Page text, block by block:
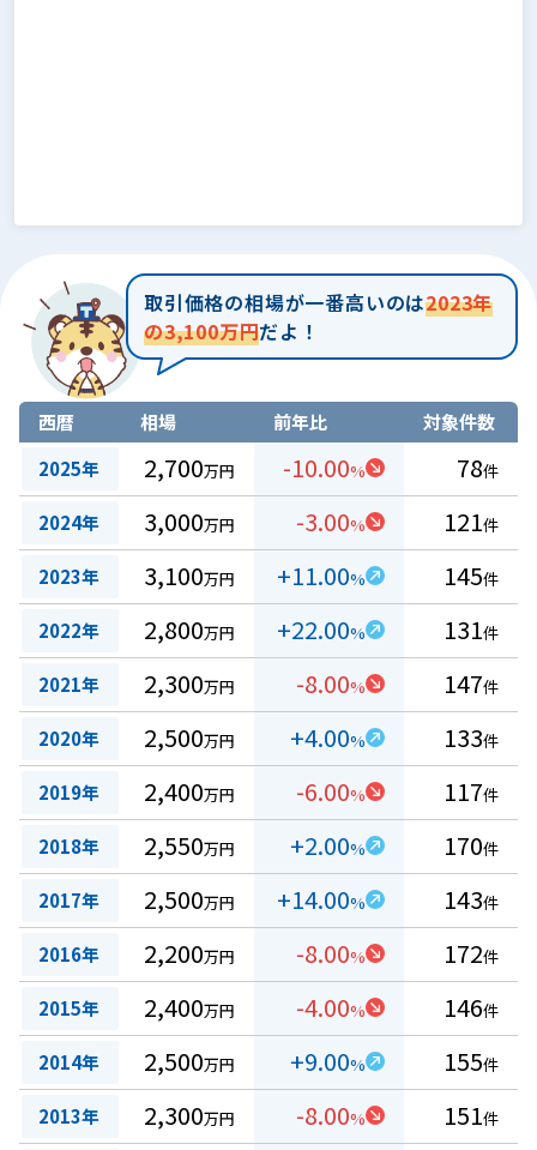
取引価格の相場が一番高いのは2023年
の3,100万円だよ！
西暦 相場 前年比
対象件数
2025年
2,700万円 -10.00% 78件
2024年 3,000万円 -3.00% 121件
2023年 3,100万円 +11.00% 145件
2022年 2,800万円 +22.00% 131件
2021年 2,300万円 -8.00% 147件
2020年 2,500万円 +4.00% 133件
2019年 2,400万円 -6.00% 117件
2018年 2,550万円 +2.00% 170件
2017年 2,500万円 +14.00% 143件
2016年 2,200万円 -8.00% 172件
2015年 2,400万円 -4.00% 146件
2014年 2,500万円 +9.00% 155件
2013年 2,300万円 -8.00% 151件